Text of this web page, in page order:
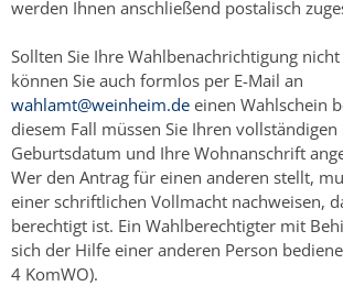
werden Ihnen anschließend postalisch
Sollten Sie Ihre Wahlbenachrichtigung
können Sie auch formlos per E-Mail an
wahlamt@weinheim.de einen Wahlschein
diesem Fall müssen Sie Ihren
Geburtsdatum und Ihre Wohnanschrift
Wer den Antrag für einen anderen stellt,
einer schriftlichen Vollmacht nachweisen,
berechtigt ist. Ein Wahlberechtigter mit
sich der Hilfe einer anderen Person
4 KomWO).